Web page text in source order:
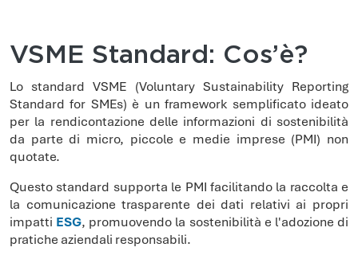
VSME Standard: Cos’è?
Lo standard VSME (Voluntary Sustainability Reporting
Standard for SMEs) è un framework semplificato ideato
per la rendicontazione delle informazioni di sostenibilità
da parte di micro, piccole e medie imprese (PMI) non
quotate.
Questo standard supporta le PMI facilitando la raccolta e
la comunicazione trasparente dei dati relativi ai propri
impatti ESG, promuovendo la sostenibilità e l'adozione di
pratiche aziendali responsabili.